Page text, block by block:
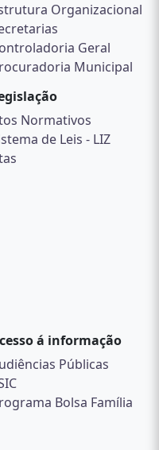
Organizacional
Geral
Municipal
Normativos
de Leis - LIZ
á informação
Públicas
Bolsa Família